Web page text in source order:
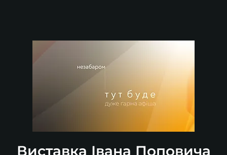
Виставка Івана Поповича